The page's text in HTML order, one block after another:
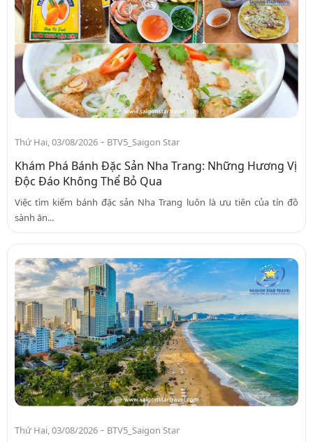
Thứ Hai, 03/08/2026 - BTV5_Saigon Star
Khám Phá Bánh Đặc Sản Nha Trang: Những Hương Vị
Độc Đáo Không Thể Bỏ Qua
Việc tìm kiếm bánh đặc sản Nha Trang luôn là ưu tiên của tín đồ
sành ăn...
Thứ Hai, 03/08/2026 - BTV5_Saigon Star